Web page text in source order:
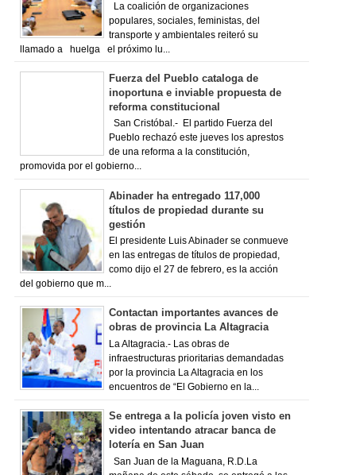
La coalición de organizaciones
populares, sociales, feministas, del
transporte y ambientales reiteró su
llamado a huelga el próximo lu...
Fuerza del Pueblo cataloga de
inoportuna e inviable propuesta de
reforma constitucional
San Cristóbal.- El partido Fuerza del
Pueblo rechazó este jueves los aprestos
de una reforma a la constitución,
promovida por el gobierno...
Abinader ha entregado 117,000
títulos de propiedad durante su
gestión
El presidente Luis Abinader se conmueve
en las entregas de títulos de propiedad,
como dijo el 27 de febrero, es la acción
del gobierno que m...
Contactan importantes avances de
obras de provincia La Altagracia
La Altagracia.- Las obras de
infraestructuras prioritarias demandadas
por la provincia La Altagracia en los
encuentros de “El Gobierno en la...
Se entrega a la policía joven visto en
video intentando atracar banca de
lotería en San Juan
San Juan de la Maguana, R.D.La